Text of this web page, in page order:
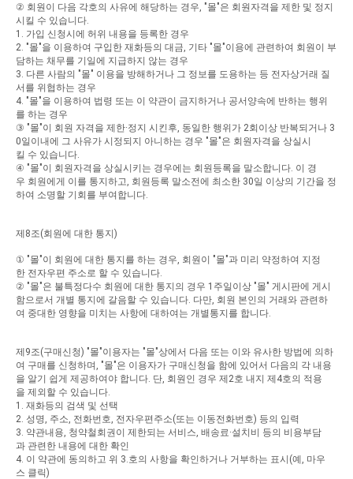
② 회원이 다음 각호의 사유에 해당하는 경우 , "몰"은 회원자격을 제한 및 정지
시킬 수 있습니다
1. 가입 신청시에 허위 내용을 등록한 경우
2. "몰"을 이용하여 구입한 재화등의 대금 기타 "몰"이용에 관련하여 회원이 부
담하는 채무를 기일에 지급하지 않는 경우
3. 다른 사람의 "몰" 이용을 방해하거나 그 정보를 도용하는 등 전자상거래 질
서를 위협하는 경우
4. "몰"을 이용하여 법령 또는 이 약관이 금지하거나 공서양속에 반하는 행위
를 하는 경우
③ "몰"이 회원 자격을 제한·정지 시킨후 동일한 행위가 2회이상 반복되거나 3
0일이내에 그 사유가 시정되지 아니하는 경우 "몰"은 회원자격을 상실시
킬 수 있습니다
④ "몰"이 회원자격을 상실시키는 경우에는 회원등록을 말소합니다 이 경
우 회원에게 이를 통지하고 회원등록 말소전에 최소한 30일 이상의 기간을 정
하여 소명할 기회를 부여합니다
제8조(회원에 대한 통지)
① "몰"이 회원에 대한 통지를 하는 경우 회원이 "몰"과 미리 약정하여 지정
한 전자우편 주소로 할 수 있습니다
② "몰"은 불특정다수 회원에 대한 통지의 경우 1 주일이상 "몰" 게시판에 게시
함으로서 개별 통지에 갈음할 수 있습니다 다만 회원 본인의 거래와 관련하
여 중대한 영향을 미치는 사항에 대하여는 개별통지를 합니다
제9조(구매신청) "몰"이용자는 "몰"상에서 다음 또는 이와 유사한 방법에 의하
여 구매를 신청하며 , "몰"은 이용자가 구매신청을 함에 있어서 다음의 각 내용
을 알기 쉽게 제공하여야 합니다 단 회원인 경우 제2호 내지 제4호의 적용
을 제외할 수 있습니다
1. 재화등의 검색 및 선택
2. 성명 주소 전화번호 전자우편주소(또는 이동전화번호) 등의 입력
3. 약관내용 청약철회권이 제한되는 서비스 배송료 ·설치비 등의 비용부담
과 관련한 내용에 대한 확인
4. 이 약관에 동의하고 위 3. 호의 사항을 확인하거나 거부하는 표시 (예 마우
스 클릭)